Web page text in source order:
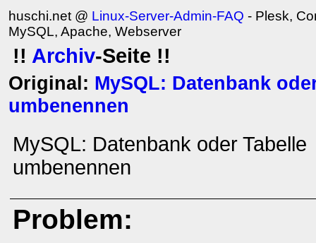
huschi.net @ Linux-Server-Admin-FAQ - Plesk,
MySQL, Apache, Webserver
!! Archiv-Seite !!
Original: MySQL: Datenbank
umbenennen
MySQL: Datenbank oder Tabelle
umbenennen
Problem: